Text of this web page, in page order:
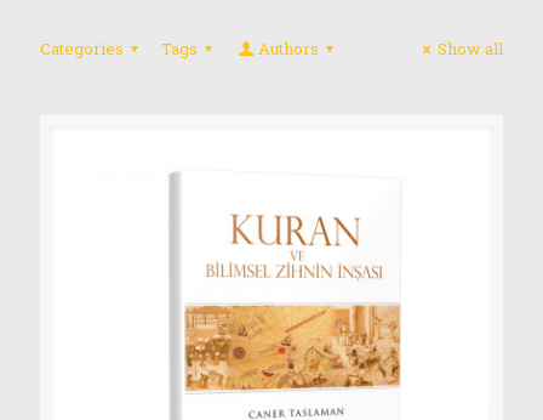
Categories Tags Authors Show all